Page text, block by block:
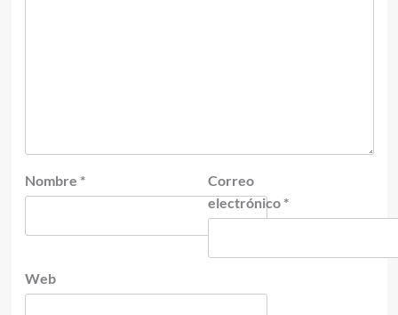
Nombre *
Correo
electrónico *
Web